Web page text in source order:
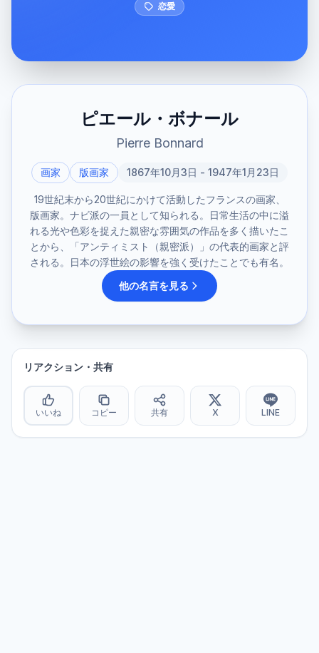
恋愛
ピエール・ボナール
Pierre Bonnard
画家 版画家 1867年10月3日 - 1947年1月23日
19世紀末から20世紀にかけて活動したフランスの画家、
版画家。ナビ派の一員として知られる。日常生活の中に溢
れる光や色彩を捉えた親密な雰囲気の作品を多く描いたこ
とから、「アンティミスト（親密派）」の代表的画家と評
される。日本の浮世絵の影響を強く受けたことでも有名。
他の名言を見る
リアクション・共有
いいね コピー 共有 X LINE